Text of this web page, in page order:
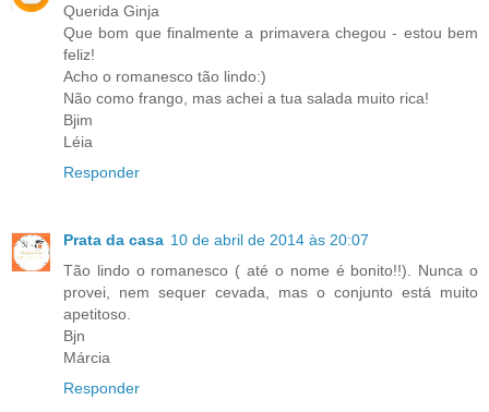
Querida Ginja
Que bom que finalmente a primavera chegou - estou bem
feliz!
Acho o romanesco tão lindo:)
Não como frango, mas achei a tua salada muito rica!
Bjim
Léia
Responder
Prata da casa 10 de abril de 2014 às 20:07
Tão lindo o romanesco ( até o nome é bonito!!). Nunca o
provei, nem sequer cevada, mas o conjunto está muito
apetitoso.
Bjn
Márcia
Responder